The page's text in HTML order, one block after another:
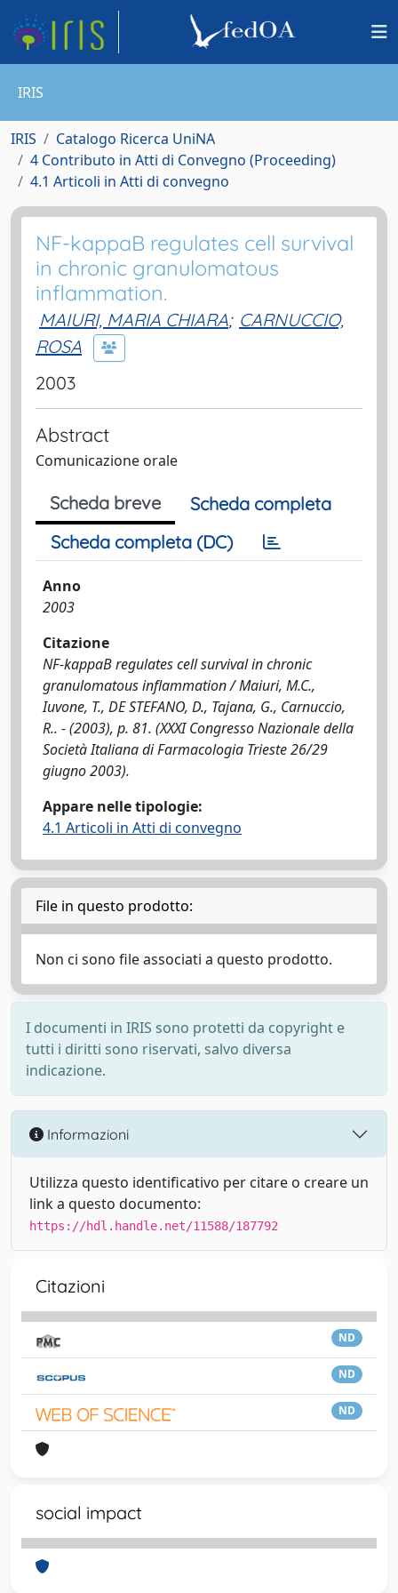
IRIS
IRIS
Catalogo Ricerca UniNA
4 Contributo in Atti di Convegno (Proceeding)
4.1 Articoli in Atti di convegno
NF-kappaB regulates cell survival
in chronic granulomatous
inflammation.
MAIURI, MARIA CHIARA; CARNUCCIO,
ROSA
2003
Abstract
Comunicazione orale
Scheda breve
Scheda completa
Scheda completa (DC)
Anno
2003
Citazione
NF-kappaB regulates cell survival in chronic
granulomatous inflammation / Maiuri, M.C.,
Iuvone, T., DE STEFANO, D., Tajana, G., Carnuccio,
R.. - (2003), p. 81. (XXXI Congresso Nazionale della
Società Italiana di Farmacologia Trieste 26/29
giugno 2003).
Appare nelle tipologie:
4.1 Articoli in Atti di convegno
File in questo prodotto:
Non ci sono file associati a questo prodotto.
I documenti in IRIS sono protetti da copyright e
tutti i diritti sono riservati, salvo diversa
indicazione.
Informazioni
Utilizza questo identificativo per citare o creare un
link a questo documento:
https://hdl.handle.net/11588/187792
Citazioni
ND
ND
ND
social impact